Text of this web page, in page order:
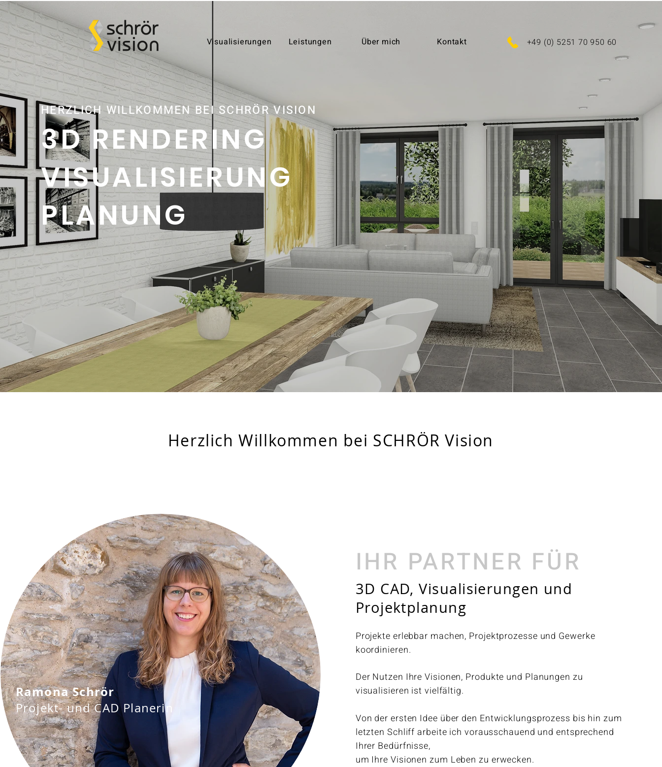
Visualisierungen Leistungen Über mich Kontakt +49 (0) 5251 70 950 60
HERZLICH WILLKOMMEN BEI SCHRÖR VISION
3D RENDERING
VISUALISIERUNG
PLANUNG
Herzlich Willkommen bei SCHRÖR Vision
Ramona Schrör
Projekt- und CAD Planerin
IHR PARTNER FÜR
3D CAD, Visualisierungen und
Projektplanung
Projekte erlebbar machen, Projektprozesse und Gewerke
koordinieren.
Der Nutzen Ihre Visionen, Produkte und Planungen zu
visualisieren ist vielfältig.
Von der ersten Idee über den Entwicklungsprozess bis hin zum
letzten Schliff arbeite ich vorausschauend und entsprechend
Ihrer Bedürfnisse,
um Ihre Visionen zum Leben zu erwecken.